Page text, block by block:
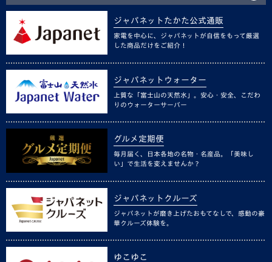
ジャパネットたかた公式通販
家電を中心に、ジャパネットが自信をもって厳選
した商品だけをご紹介！
ジャパネットウォーター
上質な「富士山の天然水」。安心・安全、こだわ
りのウォーターサーバー
グルメ定期便
毎月届く、日本各地の名物・名産品。「美味し
い」で生活を変えませんか？
ジャパネットクルーズ
ジャパネットが磨き上げたおもてなしで、感動の豪
華クルーズ体験を。
ゆこゆこ